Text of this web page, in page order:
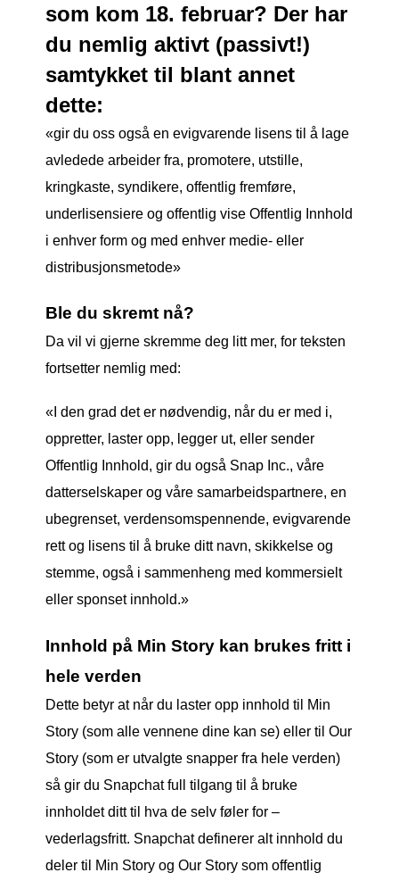
som kom 18. februar? Der har
du nemlig aktivt (passivt!)
samtykket til blant annet
dette:
«gir du oss også en evigvarende lisens til å lage
avledede arbeider fra, promotere, utstille,
kringkaste, syndikere, offentlig fremføre,
underlisensiere og offentlig vise Offentlig Innhold
i enhver form og med enhver medie- eller
distribusjonsmetode»
Ble du skremt nå?
Da vil vi gjerne skremme deg litt mer, for teksten
fortsetter nemlig med:
«I den grad det er nødvendig, når du er med i,
oppretter, laster opp, legger ut, eller sender
Offentlig Innhold, gir du også Snap Inc., våre
datterselskaper og våre samarbeidspartnere, en
ubegrenset, verdensomspennende, evigvarende
rett og lisens til å bruke ditt navn, skikkelse og
stemme, også i sammenheng med kommersielt
eller sponset innhold.»
Innhold på Min Story kan brukes fritt i
hele verden
Dette betyr at når du laster opp innhold til Min
Story (som alle vennene dine kan se) eller til Our
Story (som er utvalgte snapper fra hele verden)
så gir du Snapchat full tilgang til å bruke
innholdet ditt til hva de selv føler for –
vederlagsfritt. Snapchat definerer alt innhold du
deler til Min Story og Our Story som offentlig